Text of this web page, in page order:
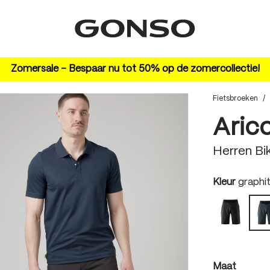
Zomersale – Bespaar nu tot 50% op de zomercollectie!
Fietsbroeken /
Herren
Kleur
black
Maat